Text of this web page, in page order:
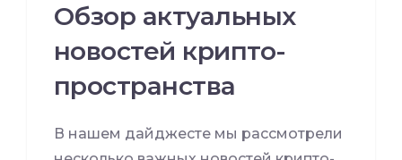
Обзор актуальных
новостей крипто-
пространства
В нашем дайджесте мы рассмотрели